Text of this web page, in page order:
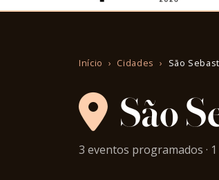
Início Cidades São
São
3 eventos programados ·